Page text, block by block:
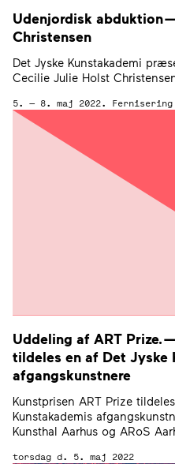
Udenjordisk abduktion
Christensen
Det Jyske Kunstakademi
Cecilie Julie Holst
5. — 8. maj 2022.
Uddeling af ARTPrize.
tildeles en af Det Jyske
afgangskunstnere
Kunstprisen ART Prize
Kunstakademis
Kunsthal Aarhus og ARoS
torsdag d. 5. maj 2022